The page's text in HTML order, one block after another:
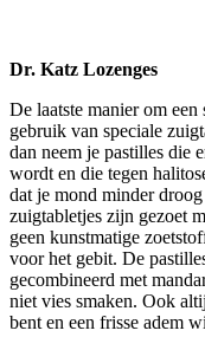
Dr. Katz Lozenges
De laatste manier om een
gebruik van speciale
dan neem je pastilles die
wordt en die tegen
dat je mond minder
zuigtabletjes zijn gezoet
geen kunstmatige
voor het gebit. De
gecombineerd met
niet vies smaken. Ook
bent en een frisse adem